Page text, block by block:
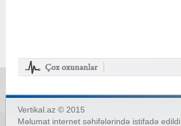
Vertikal.az © 2015
Məlumat internet səhifələrində istifadə